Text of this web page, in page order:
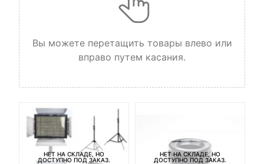
Вы можете перетащить товары влево или
вправо путем касания.
НЕТ НА СКЛАДЕ, НО
ДОСТУПНО ПОД ЗАКАЗ.
НЕТ НА СКЛАДЕ, НО
ДОСТУПНО ПОД ЗАКАЗ.